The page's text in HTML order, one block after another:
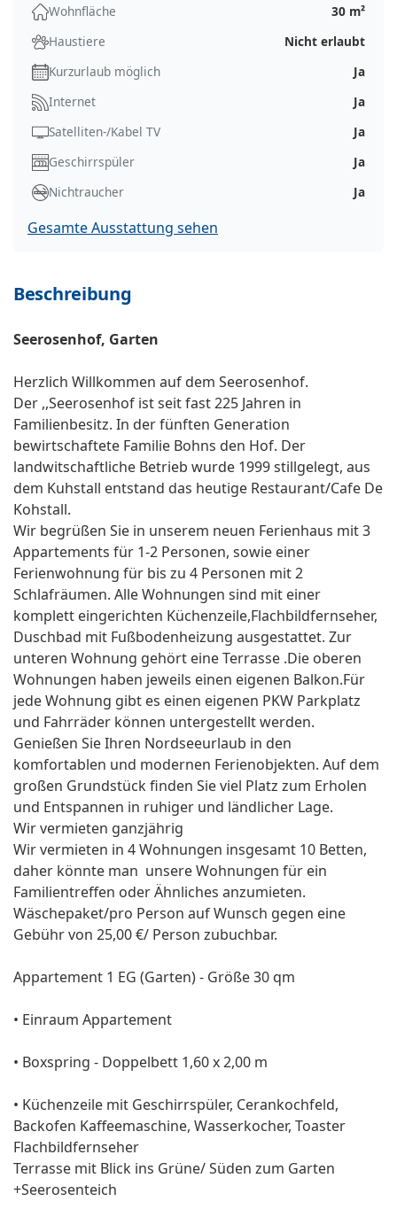
Wohnfläche
30 m²
Haustiere
Nicht erlaubt
Kurzurlaub möglich
Ja
Internet
Ja
Satelliten-/Kabel TV
Ja
Geschirrspüler
Ja
Nichtraucher
Ja
Gesamte Ausstattung sehen
Beschreibung
Seerosenhof, Garten
Herzlich Willkommen auf dem Seerosenhof.
Der ,,Seerosenhof ist seit fast 225 Jahren in
Familienbesitz. In der fünften Generation
bewirtschaftete Familie Bohns den Hof. Der
landwitschaftliche Betrieb wurde 1999 stillgelegt, aus
dem Kuhstall entstand das heutige Restaurant/Cafe De
Kohstall.
Wir begrüßen Sie in unserem neuen Ferienhaus mit 3
Appartements für 1-2 Personen, sowie einer
Ferienwohnung für bis zu 4 Personen mit 2
Schlafräumen. Alle Wohnungen sind mit einer
komplett eingerichten Küchenzeile,Flachbildfernseher,
Duschbad mit Fußbodenheizung ausgestattet. Zur
unteren Wohnung gehört eine Terrasse .Die oberen
Wohnungen haben jeweils einen eigenen Balkon.Für
jede Wohnung gibt es einen eigenen PKW Parkplatz
und Fahrräder können untergestellt werden.
Genießen Sie Ihren Nordseeurlaub in den
komfortablen und modernen Ferienobjekten. Auf dem
großen Grundstück finden Sie viel Platz zum Erholen
und Entspannen in ruhiger und ländlicher Lage.
Wir vermieten ganzjährig
Wir vermieten in 4 Wohnungen insgesamt 10 Betten,
daher könnte man unsere Wohnungen für ein
Familientreffen oder Ähnliches anzumieten.
Wäschepaket/pro Person auf Wunsch gegen eine
Gebühr von 25,00 €/ Person zubuchbar.
Appartement 1 EG (Garten) - Größe 30 qm
• Einraum Appartement
• Boxspring - Doppelbett 1,60 x 2,00 m
• Küchenzeile mit Geschirrspüler, Cerankochfeld,
Backofen Kaffeemaschine, Wasserkocher, Toaster
Flachbildfernseher
Terrasse mit Blick ins Grüne/ Süden zum Garten
+Seerosenteich